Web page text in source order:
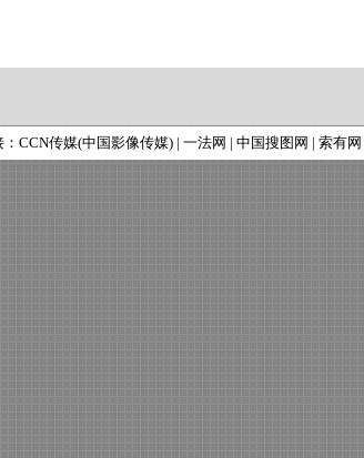
CCN传媒(中国影像传媒) | 一法网 | 中国搜图网 | 索有网